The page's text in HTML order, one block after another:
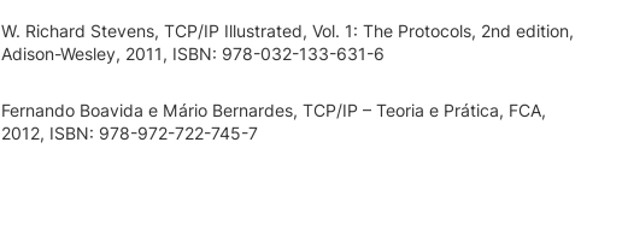
W. Richard Stevens, TCP/IP Illustrated, Vol. 1: The Protocols, 2nd edition,
Adison-Wesley, 2011, ISBN: 978-032-133-631-6
Fernando Boavida e Mário Bernardes, TCP/IP – Teoria e Prática, FCA,
2012, ISBN: 978-972-722-745-7